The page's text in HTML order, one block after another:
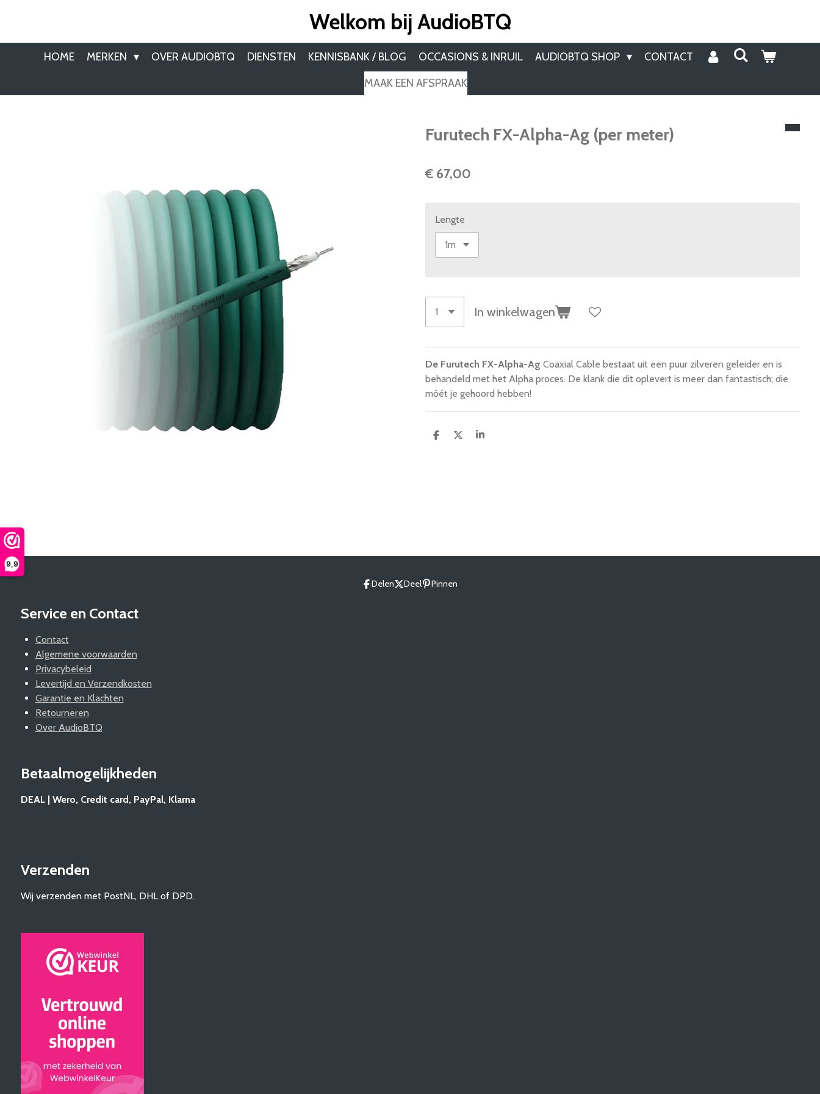
9,9
naar
Welkom bij AudioBTQ
HOME MERKEN OVER AUDIOBTQ DIENSTEN KENNISBANK / BLOG OCCASIONS & INRUIL AUDIOBTQ SHOP
CONTACT
MAAK EEN AFSPRAAK
Furutech FX-Alpha-Ag (per meter)
€ 67,00
Lengte
In winkelwagen
De Furutech FX-Alpha-Ag Coaxial Cable bestaat uit een puur zilveren geleider en is
behandeld met het Alpha proces. De klank die dit oplevert is meer dan fantastisch; die
móét je gehoord hebben!
D
D
S
Delen Deel Pinnen
Service en Contact
Contact
Algemene voorwaarden
Privacybeleid
Levertijd en Verzendkosten
Garantie en Klachten
Retourneren
Over AudioBTQ
Betaalmogelijkheden
DEAL | Wero, Credit card, PayPal, Klarna
Verzenden
Wij verzenden met PostNL, DHL of DPD.